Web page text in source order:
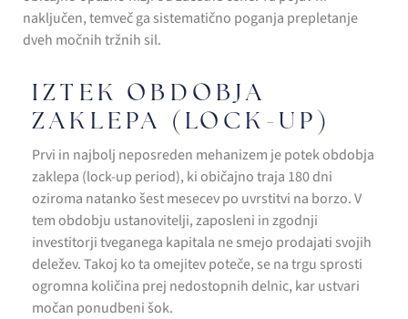
naključen, temveč ga sistematično poganja prepletanje
dveh močnih tržnih sil.
IZTEK OBDOBJA
ZAKLEPA (LOCK-UP)
Prvi in najbolj neposreden mehanizem je potek obdobja
zaklepa (lock-up period), ki običajno traja 180 dni
oziroma natanko šest mesecev po uvrstitvi na borzo. V
tem obdobju ustanovitelji, zaposleni in zgodnji
investitorji tveganega kapitala ne smejo prodajati svojih
deležev. Takoj ko ta omejitev poteče, se na trgu sprosti
ogromna količina prej nedostopnih delnic, kar ustvari
močan ponudbeni šok.